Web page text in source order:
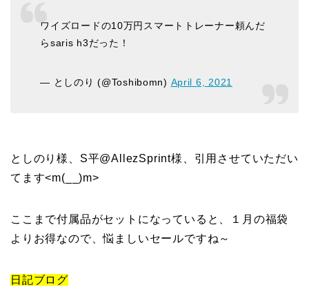
ワイズロードの10万円スマートトレーナー頼んだ
らsaris h3だった！
— としのり (@Toshibomn) April 6, 2021
としのり様、S平@AllezSprint様、引用させていただい
てます<m(__)m>
ここまで付属品がセットになっていると、１月の福袋
よりお得なので、悩ましいセールですね～
日記ブログ